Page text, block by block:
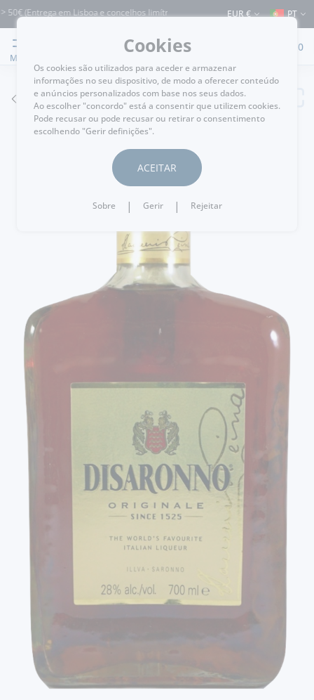
em Lisboa e concelhos limítrofes) ⚠️ Envios para Portugal e para o
EUR € PT
MENU
0
VOLTAR
Cookies
Os cookies são utilizados para aceder e armazenar
informações no seu dispositivo, de modo a oferecer conteúdo
e anúncios personalizados com base nos seus dados.
Ao escolher "concordo" está a consentir que utilizem cookies.
Pode recusar ou pode recusar ou retirar o consentimento
escolhendo "Gerir definições".
ACEITAR
Sobre | Gerir | Rejeitar